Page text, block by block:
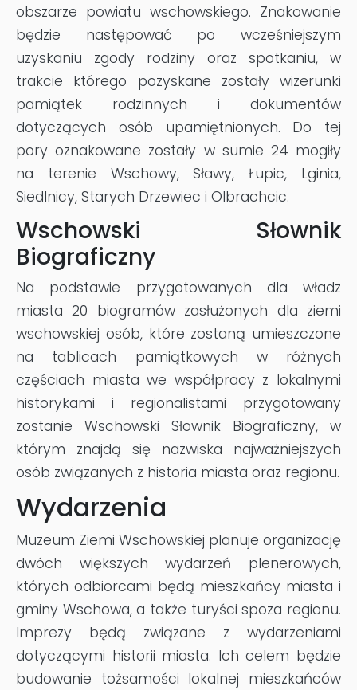
obszarze powiatu wschowskiego. Znakowanie
będzie następować po wcześniejszym
uzyskaniu zgody rodziny oraz spotkaniu, w
trakcie którego pozyskane zostały wizerunki
pamiątek rodzinnych i dokumentów
dotyczących osób upamiętnionych. Do tej
pory oznakowane zostały w sumie 24 mogiły
na terenie Wschowy, Sławy, Łupic, Lginia,
Siedlnicy, Starych Drzewiec i Olbrachcic.
Wschowski Słownik
Biograficzny
Na podstawie przygotowanych dla władz
miasta 20 biogramów zasłużonych dla ziemi
wschowskiej osób, które zostaną umieszczone
na tablicach pamiątkowych w różnych
częściach miasta we współpracy z lokalnymi
historykami i regionalistami przygotowany
zostanie Wschowski Słownik Biograficzny, w
którym znajdą się nazwiska najważniejszych
osób związanych z historia miasta oraz regionu.
Wydarzenia
Muzeum Ziemi Wschowskiej planuje organizację
dwóch większych wydarzeń plenerowych,
których odbiorcami będą mieszkańcy miasta i
gminy Wschowa, a także turyści spoza regionu.
Imprezy będą związane z wydarzeniami
dotyczącymi historii miasta. Ich celem będzie
budowanie tożsamości lokalnej mieszkańców